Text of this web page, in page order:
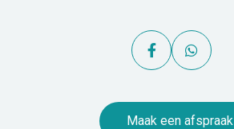
 
Maak een afspraak